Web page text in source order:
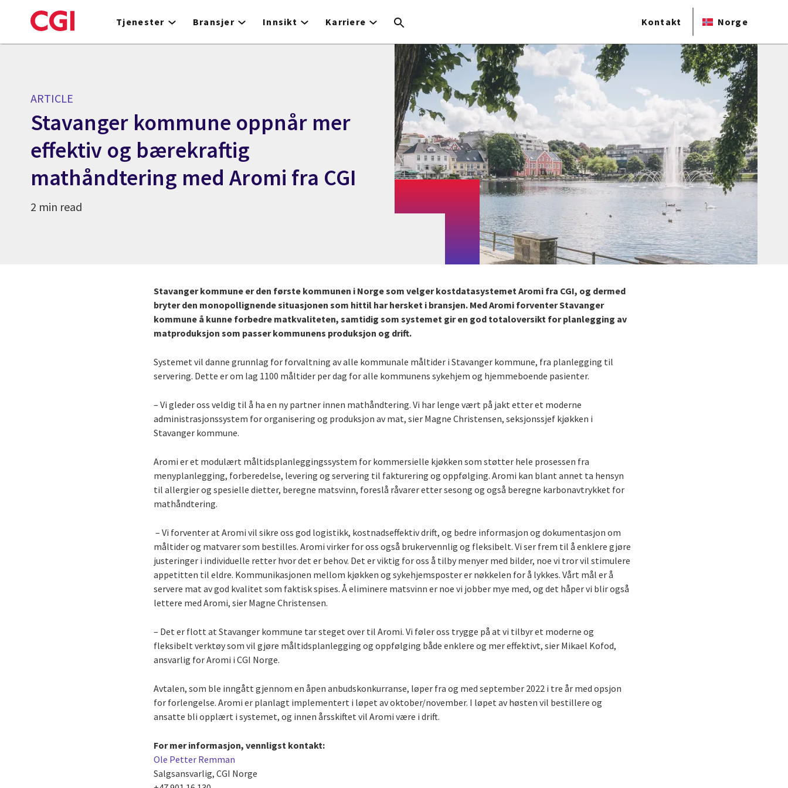
to
Tjenester Bransjer Innsikt Karriere Kontakt Norge
ARTICLE
Stavanger kommune oppnår mer
effektiv og bærekraftig
mathåndtering med Aromi fra CGI
2 min read
Stavanger kommune er den første kommunen i Norge som velger kostdatasystemet Aromi fra CGI, og dermed
bryter den monopollignende situasjonen som hittil har hersket i bransjen. Med Aromi forventer Stavanger
kommune å kunne forbedre matkvaliteten, samtidig som systemet gir en god totaloversikt for planlegging av
matproduksjon som passer kommunens produksjon og drift.
Systemet vil danne grunnlag for forvaltning av alle kommunale måltider i Stavanger kommune, fra planlegging til
servering. Dette er om lag 1100 måltider per dag for alle kommunens sykehjem og hjemmeboende pasienter.
– Vi gleder oss veldig til å ha en ny partner innen mathåndtering. Vi har lenge vært på jakt etter et moderne
administrasjonssystem for organisering og produksjon av mat, sier Magne Christensen, seksjonssjef kjøkken i
Stavanger kommune.
Aromi er et modulært måltidsplanleggingssystem for kommersielle kjøkken som støtter hele prosessen fra
menyplanlegging, forberedelse, levering og servering til fakturering og oppfølging. Aromi kan blant annet ta hensyn
til allergier og spesielle dietter, beregne matsvinn, foreslå råvarer etter sesong og også beregne karbonavtrykket for
mathåndtering.
– Vi forventer at Aromi vil sikre oss god logistikk, kostnadseffektiv drift, og bedre informasjon og dokumentasjon om
måltider og matvarer som bestilles. Aromi virker for oss også brukervennlig og fleksibelt. Vi ser frem til å enklere gjøre
justeringer i individuelle retter hvor det er behov. Det er viktig for oss å tilby menyer med bilder, noe vi tror vil stimulere
appetitten til eldre. Kommunikasjonen mellom kjøkken og sykehjemsposter er nøkkelen for å lykkes. Vårt mål er å
servere mat av god kvalitet som faktisk spises. Å eliminere matsvinn er noe vi jobber mye med, og det håper vi blir også
lettere med Aromi, sier Magne Christensen.
– Det er flott at Stavanger kommune tar steget over til Aromi. Vi føler oss trygge på at vi tilbyr et moderne og
fleksibelt verktøy som vil gjøre måltidsplanlegging og oppfølging både enklere og mer effektivt, sier Mikael Kofod,
ansvarlig for Aromi i CGI Norge.
Avtalen, som ble inngått gjennom en åpen anbudskonkurranse, løper fra og med september 2022 i tre år med opsjon
for forlengelse. Aromi er planlagt implementert i løpet av oktober/november. I løpet av høsten vil bestillere og
ansatte bli opplært i systemet, og innen årsskiftet vil Aromi være i drift.
For mer informasjon, vennligst kontakt:
Ole Petter Remman
Salgsansvarlig, CGI Norge